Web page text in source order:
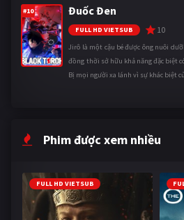
#10 Đuốc Đen
FULL HD VIETSUB 10
Jirô là một cậu bé được ông nuôi
đồng thời sở hữu khả năng đặc biệt
Bị mọi người xa lánh vì sự khác biệt
Phim được xem nhiều
FULL HD VIETSUB